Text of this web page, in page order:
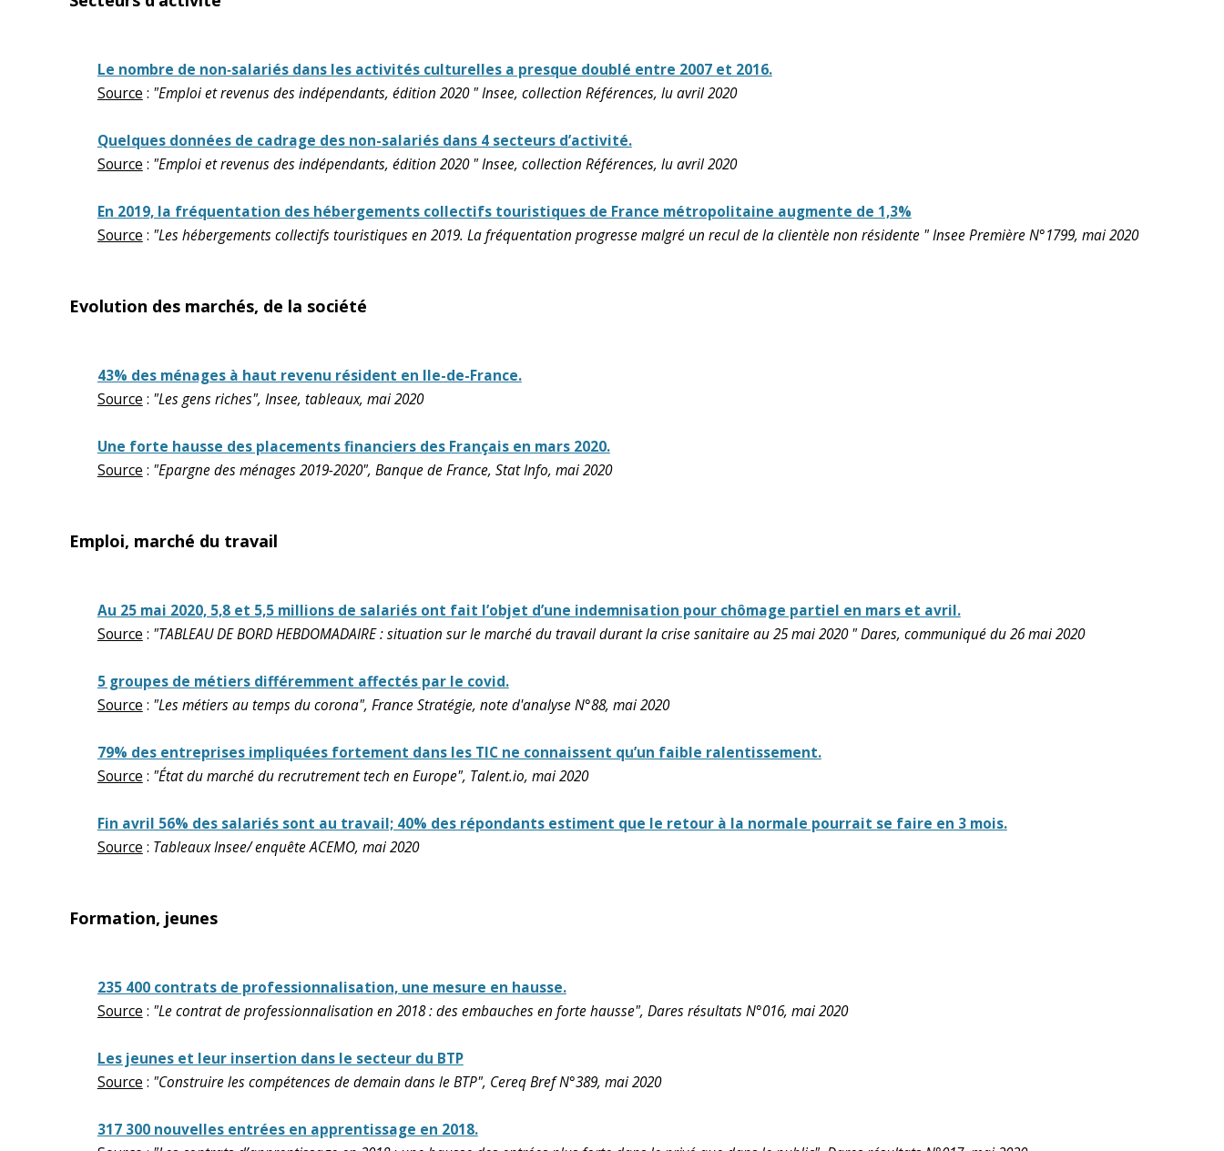
Le nombre de non‑salariés dans les activités culturelles a presque doublé entre 2007 et 2016.
Source : "Emploi et revenus des indépendants, édition 2020 " Insee, collection Références, lu avril 2020
Quelques données de cadrage des non-salariés dans 4 secteurs d’activité.
Source : "Emploi et revenus des indépendants, édition 2020 " Insee, collection Références, lu avril 2020
En 2019, la fréquentation des hébergements collectifs touristiques de France métropolitaine augmente de 1,3%
Source : "Les hébergements collectifs touristiques en 2019. La fréquentation progresse malgré un recul de la clientèle non résidente " Insee Première N°1799, mai 2020
Evolution des marchés, de la société
43% des ménages à haut revenu résident en Ile-de-France.
Source : "Les gens riches", Insee, tableaux, mai 2020
Une forte hausse des placements financiers des Français en mars 2020.
Source : "Epargne des ménages 2019-2020", Banque de France, Stat Info, mai 2020
Emploi, marché du travail
Au 25 mai 2020, 5,8 et 5,5 millions de salariés ont fait l’objet d’une indemnisation pour chômage partiel en mars et avril.
Source : "TABLEAU DE BORD HEBDOMADAIRE : situation sur le marché du travail durant la crise sanitaire au 25 mai 2020 " Dares, communiqué du 26 mai 2020
5 groupes de métiers différemment affectés par le covid.
Source : "Les métiers au temps du corona", France Stratégie, note d'analyse N°88, mai 2020
79% des entreprises impliquées fortement dans les TIC ne connaissent qu’un faible ralentissement.
Source : "État du marché du recrutrement tech en Europe", Talent.io, mai 2020
Fin avril 56% des salariés sont au travail; 40% des répondants estiment que le retour à la normale pourrait se faire en 3 mois.
Source : Tableaux Insee/ enquête ACEMO, mai 2020
Formation, jeunes
235 400 contrats de professionnalisation, une mesure en hausse.
Source : "Le contrat de professionnalisation en 2018 : des embauches en forte hausse", Dares résultats N°016, mai 2020
Les jeunes et leur insertion dans le secteur du BTP
Source : "Construire les compétences de demain dans le BTP", Cereq Bref N°389, mai 2020
317 300 nouvelles entrées en apprentissage en 2018.